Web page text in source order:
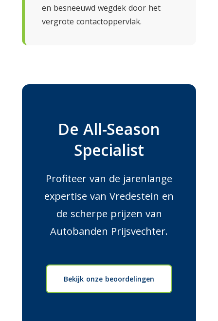
en besneeuwd wegdek door het
vergrote contactoppervlak.
De All-Season
Specialist
Profiteer van de jarenlange
expertise van Vredestein en
de scherpe prijzen van
Autobanden Prijsvechter.
Bekijk onze beoordelingen